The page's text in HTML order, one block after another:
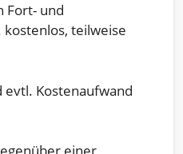
Fort- und
teilweise
evtl. Kostenaufwand